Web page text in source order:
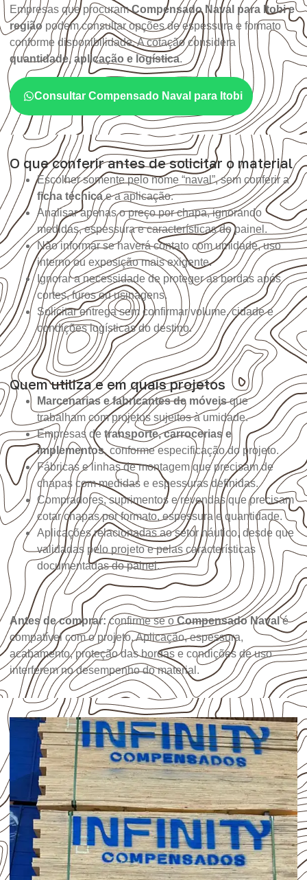
Empresas que procuramCompensado Naval para Itobi e
região podem consultar opções de espessura e formato
conforme disponibilidade. A cotação considera
quantidade, aplicação e logística.
Consultar Compensado Naval para Itobi
O que conferir antes de solicitar o material
Escolher somente pelo nome “naval”, sem conferir a
ficha técnicae a aplicação.
Analisar apenas o preço por chapa, ignorando
medidas, espessura e características do painel.
Não informar se haverá contato com umidade, uso
interno ou exposição mais exigente.
Ignorar a necessidade de proteger as bordas após
cortes, furos ou usinagens.
Solicitar entrega sem confirmar volume, cidade e
condições logísticas do destino.
Quem utiliza e em quais projetos
Marcenarias e fabricantes de móveisque
trabalham com projetos sujeitos à umidade.
Empresas de transporte, carrocerias e
implementos, conforme especificação do projeto.
Fábricas e linhas de montagem que precisam de
chapas com medidas e espessuras definidas.
Compradores, suprimentos e revendas que precisam
cotar chapas por formato, espessura e quantidade.
Aplicações relacionadas ao setor náutico, desde que
validadas pelo projeto e pelas características
documentadas do painel.
Antes de comprar: confirme se o Compensado Naval é
compatível com o projeto. Aplicação, espessura,
acabamento, proteção das bordas e condições de uso
interferem no desempenho do material.